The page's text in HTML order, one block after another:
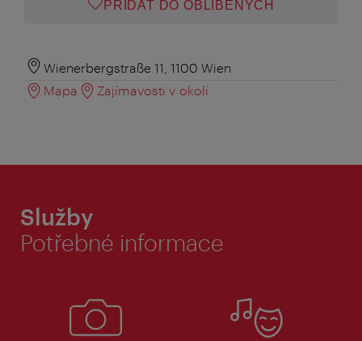
PŘIDAT DO OBLÍBENÝCH
Wienerbergstraße 11, 1100 Wien
Mapa
Zajímavosti v okolí
Služby
Potřebné informace